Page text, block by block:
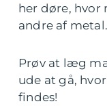
her døre, hvor
andre af metal.
Prøv at læg
ude at gå,
findes!